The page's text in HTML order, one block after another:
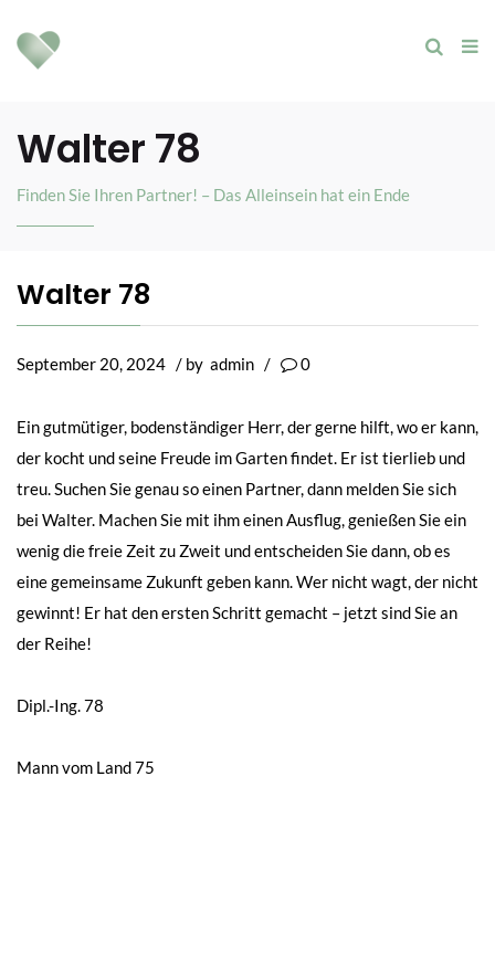
Walter 78
Finden Sie Ihren Partner! – Das Alleinsein hat ein Ende
Walter 78
September 20, 2024 / by admin / 0
Ein gutmütiger, bodenständiger Herr, der gerne hilft, wo er kann,
der kocht und seine Freude im Garten findet. Er ist tierlieb und
treu. Suchen Sie genau so einen Partner, dann melden Sie sich
bei Walter. Machen Sie mit ihm einen Ausflug, genießen Sie ein
wenig die freie Zeit zu Zweit und entscheiden Sie dann, ob es
eine gemeinsame Zukunft geben kann. Wer nicht wagt, der nicht
gewinnt! Er hat den ersten Schritt gemacht – jetzt sind Sie an
der Reihe!
Beitragsnavigation
Dipl.-Ing. 78
Mann vom Land 75